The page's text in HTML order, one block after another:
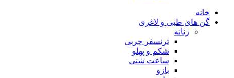
خانه
گن های طبی و لاغری
زنانه
ترنسفر چربی
شکم و پهلو
ساعت شنی
بازو